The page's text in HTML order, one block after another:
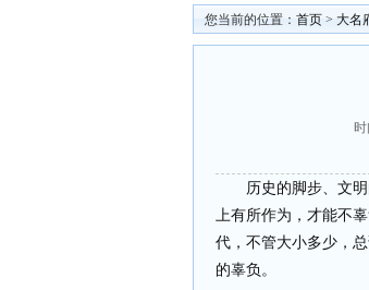
您当前的位置： 首页 > 大名
历史的脚步、文
上有所作为，才能不
代，不管大小多少，
的辜负。